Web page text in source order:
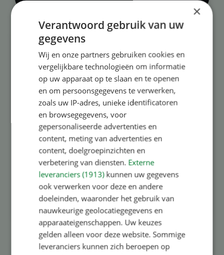
×
Verantwoord gebruik van uw
gegevens
Wij en onze partners gebruiken cookies en
vergelijkbare technologieën om informatie
op uw apparaat op te slaan en te openen
en om persoonsgegevens te verwerken,
zoals uw IP-adres, unieke identificatoren
en browsegegevens, voor
gepersonaliseerde advertenties en
content, meting van advertenties en
content, doelgroepinzichten en
verbetering van diensten. Externe
leveranciers (1913)kunnen uw gegevens
ook verwerken voor deze en andere
doeleinden, waaronder het gebruik van
nauwkeurige geolocatiegegevens en
apparaateigenschappen. Uw keuzes
gelden alleen voor deze website. Sommige
leveranciers kunnen zich beroepen op